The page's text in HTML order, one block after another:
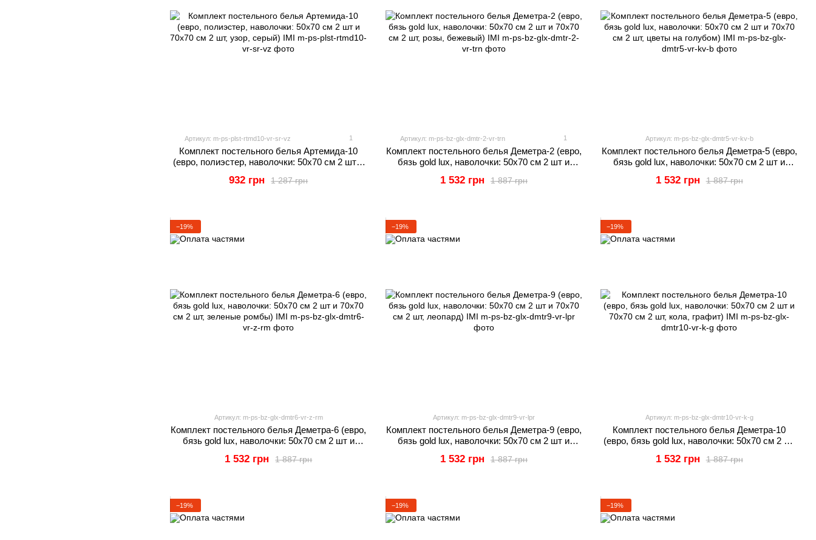
Артикул: m-ps-plst-rtmd10-vr-sr-vz 1
Комплект постельного белья Артемида-10
(евро, полиэстер, наволочки: 50х70 см 2 шт и
1 287 грн
932 грн
Артикул: m-ps-bz-glx-dmtr-2-vr-trn 1
Комплект постельного белья Деметра-2 (евро,
бязь gold lux, наволочки: 50х70 см 2 шт и
1 887 грн
1 532 грн
Артикул: m-ps-bz-glx-dmtr5-vr-kv-b
Комплект постельного белья Деметра-5 (евро,
бязь gold lux, наволочки: 50х70 см 2 шт и
1 887 грн
1 532 грн
−19%
Артикул: m-ps-bz-glx-dmtr6-vr-z-rm
Комплект постельного белья Деметра-6 (евро,
бязь gold lux, наволочки: 50х70 см 2 шт и
1 887 грн
1 532 грн
−19%
Артикул: m-ps-bz-glx-dmtr9-vr-lpr
Комплект постельного белья Деметра-9 (евро,
бязь gold lux, наволочки: 50х70 см 2 шт и
1 887 грн
1 532 грн
−19%
Артикул: m-ps-bz-glx-dmtr10-vr-k-g
Комплект постельного белья Деметра-10
(евро, бязь gold lux, наволочки: 50х70 см 2 шт
1 887 грн
1 532 грн
−19% −19% −19%